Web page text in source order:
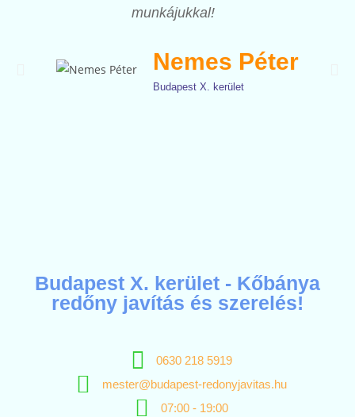
munkájukkal!
Nemes Péter
Budapest X. kerület
Budapest X. kerület - Kőbánya
redőny javítás és szerelés!
0630 218 5919
mester@budapest-redonyjavitas.hu
07:00 - 19:00